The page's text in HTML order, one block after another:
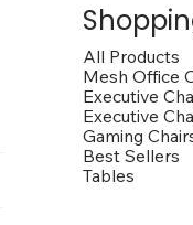
All Products
Mesh Office
Executive
Executive
Gaming
Best Sellers
Tables